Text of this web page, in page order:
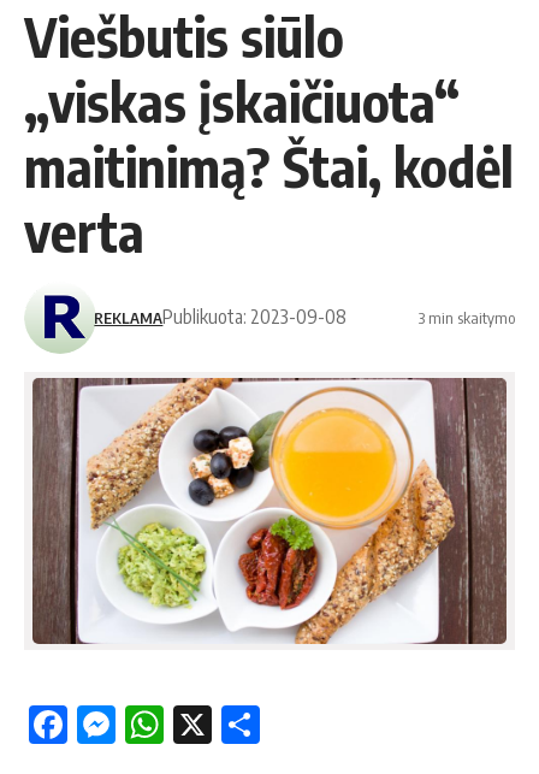
Viešbutis siūlo
„viskas įskaičiuota“
maitinimą? Štai, kodėl
verta
REKLAMAPublikuota: 2023-09-08 3 min skaitymo
Facebook
Messenger
WhatsApp
X